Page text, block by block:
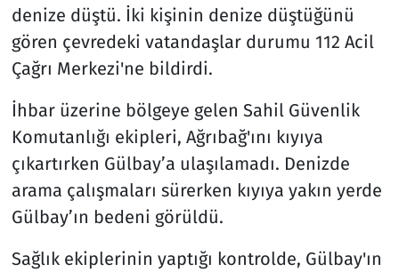
denize düştü. İki kişinin denize düştüğünü
gören çevredeki vatandaşlar durumu 112 Acil
Çağrı Merkezi'ne bildirdi.
İhbar üzerine bölgeye gelen Sahil Güvenlik
Komutanlığı ekipleri, Ağrıbağ'ını kıyıya
çıkartırken Gülbay’a ulaşılamadı. Denizde
arama çalışmaları sürerken kıyıya yakın yerde
Gülbay’ın bedeni görüldü.
Sağlık ekiplerinin yaptığı kontrolde, Gülbay'ın